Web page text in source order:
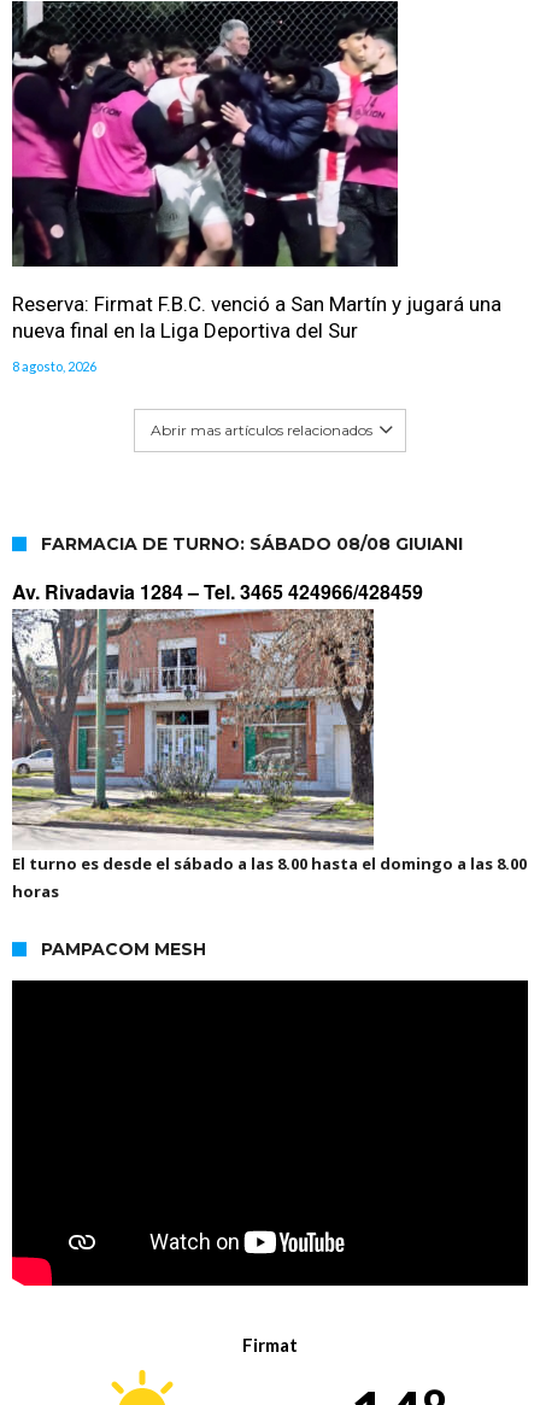
Reserva: Firmat F.B.C. venció a San Martín y jugará una
nueva final en la Liga Deportiva del Sur
8 agosto, 2026
Abrir mas artículos relacionados
FARMACIA DE TURNO: SÁBADO 08/08 GIUIANI
Av. Rivadavia 1284 –Tel. 3465 424966/428459
El turno es desde el sábado a las 8.00 hasta el domingo a las 8.00
horas
PAMPACOM MESH
Firmat